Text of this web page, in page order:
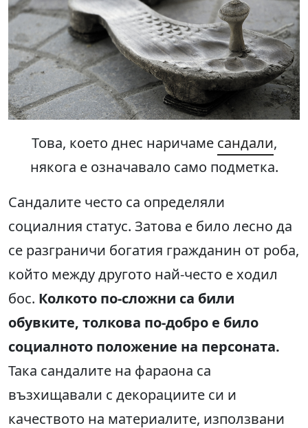
Това, което днес наричаме сандали,
някога е означавало само подметка.
Сандалите често са определяли
социалния статус. Затова е било лесно да
се разграничи богатия гражданин от роба,
който между другото най-често е ходил
бос. Колкото по-сложни са били
обувките, толкова по-добро е било
социалното положение на персоната.
Така сандалите на фараона са
възхищавали с декорациите си и
качеството на материалите, използвани